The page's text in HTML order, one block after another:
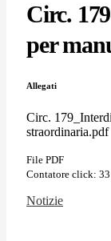
Circ.
per
Allegati
Circ.
straordinaria.pdf
File PDF
Contatore click: 33
Notizie